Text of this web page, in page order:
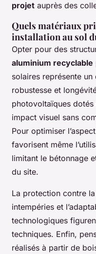
projet auprès des
Quels matériaux
installation au sol
Opter pour des
aluminium recyclable
solaires représente
robustesse et
photovoltaïques dotés
impact visuel sans
Pour optimiser
favorisent même
limitant le bétonnage
du site.
La protection contre
intempéries et
technologiques
techniques. Enfin,
réalisés à partir de